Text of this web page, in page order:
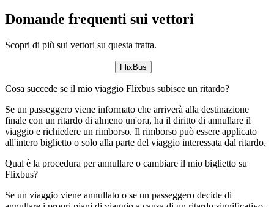
Domande frequenti sui vettori
Scopri di più sui vettori su questa tratta.
FlixBus
Cosa succede se il mio viaggio Flixbus subisce un ritardo?
Se un passeggero viene informato che arriverà alla destinazione
finale con un ritardo di almeno un'ora, ha il diritto di annullare il
viaggio e richiedere un rimborso. Il rimborso può essere applicato
all'intero biglietto o solo alla parte del viaggio interessata dal ritardo.
Qual è la procedura per annullare o cambiare il mio biglietto su
Flixbus?
Se un viaggio viene annullato o se un passeggero decide di